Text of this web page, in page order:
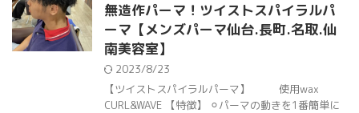
無造作パーマ！ツイストスパイラルパ
ーマ【メンズパーマ仙台.長町.名取.仙
南美容室】
2023/8/23
【ツイストスパイラルパーマ】 使用wax
CURL&WAVE 【特徴】 ⚪︎パーマの動きを1番簡単に